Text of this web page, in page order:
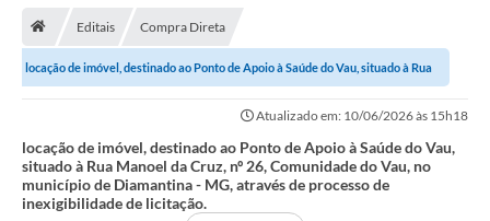
Editais Compra Direta
locação de imóvel, destinado ao Ponto de Apoio à Saúde do Vau, situado à Rua
Atualizado em: 10/06/2026 às 15h18
locação de imóvel, destinado ao Ponto de Apoio à Saúde do Vau,
situado à Rua Manoel da Cruz, nº 26, Comunidade do Vau, no
município de Diamantina - MG, através de processo de
inexigibilidade de licitação.